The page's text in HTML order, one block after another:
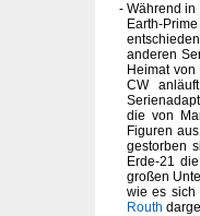
Während
Earth-
anderen
Heimat
CW
die von
Figuren
gestorben
Erde-21
großen
wie es sich
Routh